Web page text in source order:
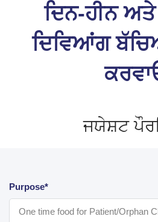
ਦਿਨ-ਹੀਨ ਅਤੇ
ਦਿਵਿਆਂਗ
ਜਯੇਸ਼ਟ
Purpose*